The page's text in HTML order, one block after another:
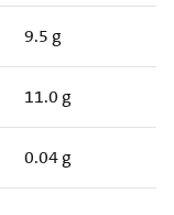
9.5 g
11.0 g
0.04 g